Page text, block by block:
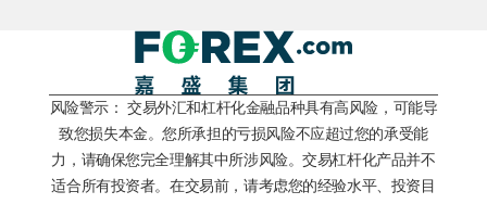
风险警示： 交易外汇和杠杆化金融品种具有高风险，可能导
致您损失本金。您所承担的亏损风险不应超过您的承受能
力，请确保您完全理解其中所涉风险。交易杠杆化产品并不
适合所有投资者。在交易前，请考虑您的经验水平、投资目